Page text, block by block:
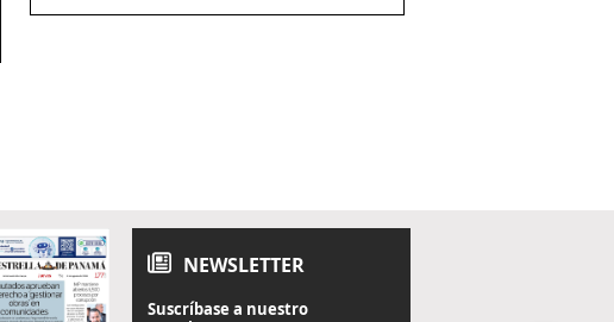
NEWSLETTER
Suscríbase a nuestro